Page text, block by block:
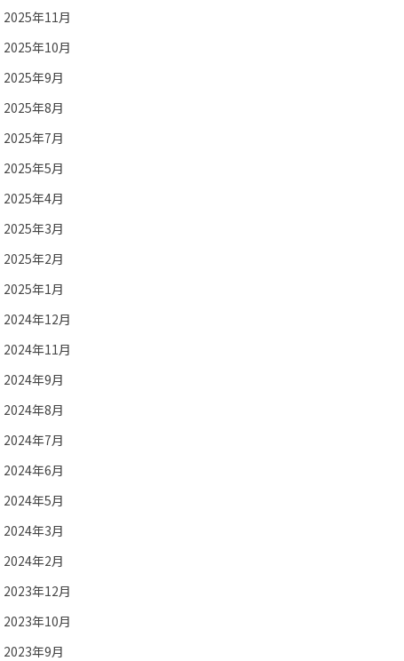
2025年11月
2025年10月
2025年9月
2025年8月
2025年7月
2025年5月
2025年4月
2025年3月
2025年2月
2025年1月
2024年12月
2024年11月
2024年9月
2024年8月
2024年7月
2024年6月
2024年5月
2024年3月
2024年2月
2023年12月
2023年10月
2023年9月